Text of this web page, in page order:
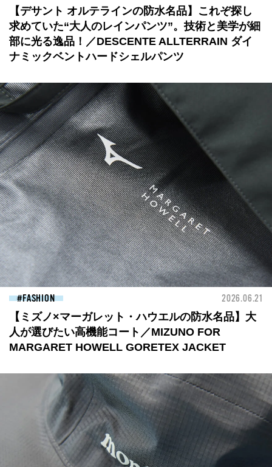
【デサント オルテラインの防水名品】これぞ探し
求めていた“大人のレインパンツ”。技術と美学が細
部に光る逸品！／DESCENTE ALLTERRAIN ダイ
ナミックベントハードシェルパンツ
FASHION 2026.06.21
【ミズノ×マーガレット・ハウエルの防水名品】大
人が選びたい高機能コート／MIZUNO FOR
MARGARET HOWELL GORETEX JACKET